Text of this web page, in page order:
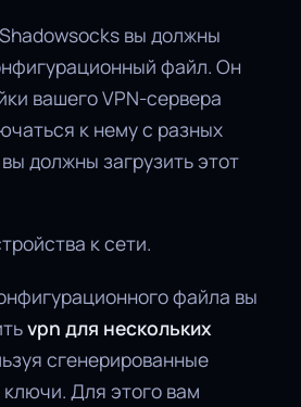
вы должны
файл. Он
вашего VPN-сервера
к нему с разных
должны загрузить этот
к сети.
файла вы
vpn для нескольких
сгенерированные
Для этого вам